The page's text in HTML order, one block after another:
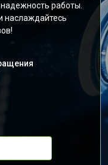
работы.
наслаждайтесь